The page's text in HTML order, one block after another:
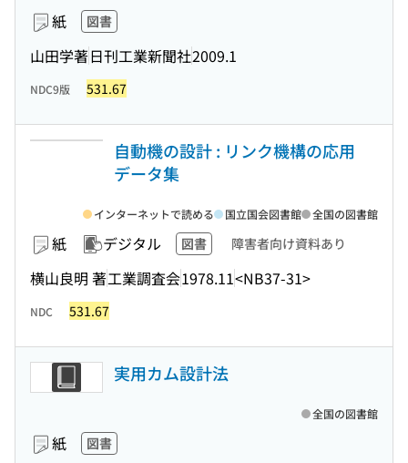
紙 図書
山田学著日刊工業新聞社2009.1
NDC9版 531.67
自動機の設計 : リンク機構の応用
データ集
紙 デジタル 図書 障害者向け資料あり
横山良明 著工業調査会1978.11<NB37-31>
インターネットで読める 国立国会図書館 全国の図書館
NDC 531.67
実用カム設計法
紙 図書
全国の図書館